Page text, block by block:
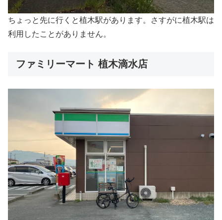
ちょっと先に行くと植木駅があります。さすがに植木駅は
利用したことがありません。
ファミリーマート 植木滴水店